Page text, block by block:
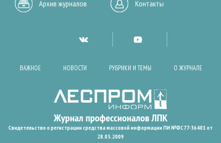
Архив журналов Контакты
ВАЖНОЕ НОВОСТИ РУБРИКИ И ТЕМЫ О ЖУРНАЛЕ
Свидетельство о регистрации средства массовой информации ПИ №ФС77-36401 от
28.05.2009